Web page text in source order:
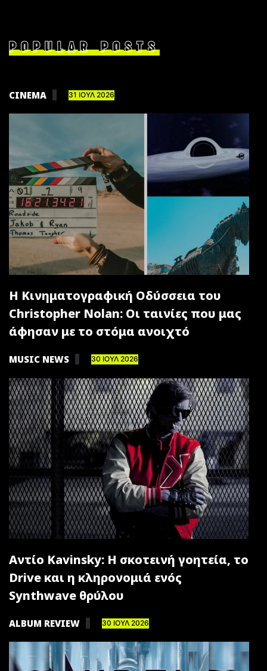
POPULAR POSTS
CINEMA 31 ΙΟΥΛ 2026
Η Κινηματογραφική Οδύσσεια του
Christopher Nolan: Οι ταινίες που μας
άφησαν με το στόμα ανοιχτό
MUSIC NEWS 30 ΙΟΥΛ 2026
Αντίο Kavinsky: Η σκοτεινή γοητεία, το
Drive και η κληρονομιά ενός
Synthwave θρύλου
ALBUM REVIEW 30 ΙΟΥΛ 2026